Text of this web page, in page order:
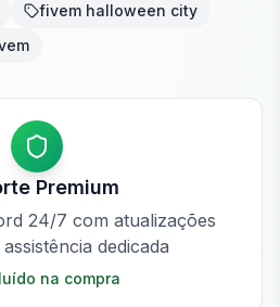
fivem halloween city
Premium
24/7 com atualizações
dedicada
na compra